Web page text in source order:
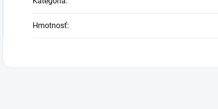
Hmotnosť: